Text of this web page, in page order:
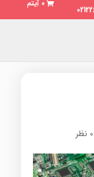
0 آیتم
0 نظر